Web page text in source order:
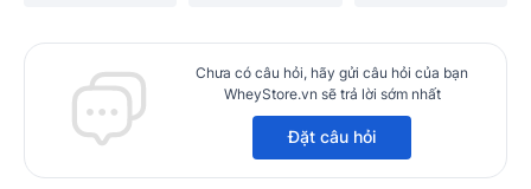
Chưa có câu hỏi, hãy gửi câu hỏi của bạn
WheyStore.vn sẽ trả lời sớm nhất
Đặt câu hỏi